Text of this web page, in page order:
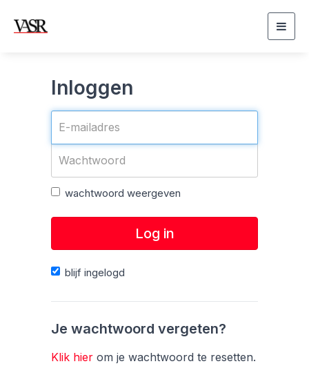
Inloggen
wachtwoord weergeven
Log in
blijf ingelogd
Je wachtwoord vergeten?
Klik hier om je wachtwoord te resetten.